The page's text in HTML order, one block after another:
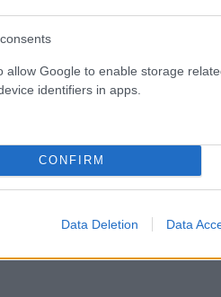
allow Google to enable storage
identifiers in apps.
CONFIRM
Data Deletion Data